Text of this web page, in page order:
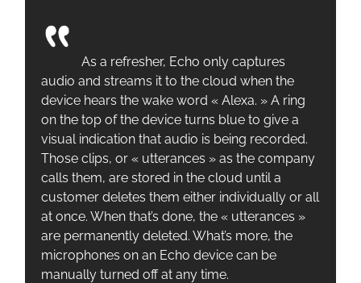
As a refresher, Echo only captures
audio and streams it to the cloud when the
device hears the wake word « Alexa. » A ring
on the top of the device turns blue to give a
visual indication that audio is being recorded.
Those clips, or « utterances » as the company
calls them, are stored in the cloud until a
customer deletes them either individually or all
at once. When that’s done, the « utterances »
are permanently deleted. What’s more, the
microphones on an Echo device can be
manually turned off at any time.